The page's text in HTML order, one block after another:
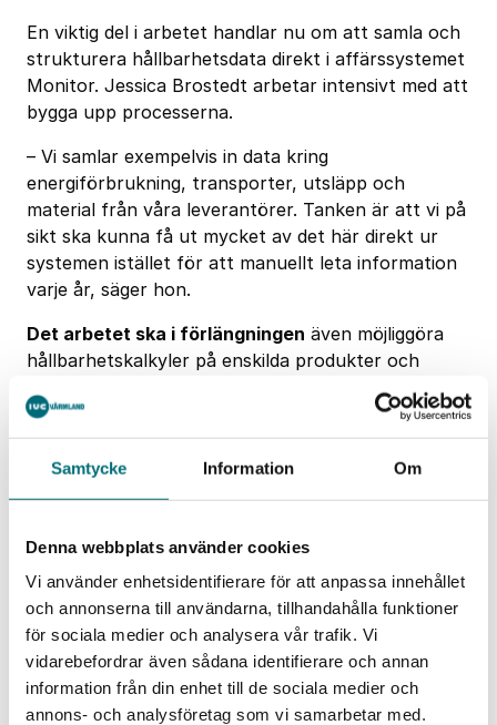
Samtycke Information Om
Denna webbplats använder cookies
Vi använder enhetsidentifierare för att anpassa innehållet
och annonserna till användarna, tillhandahålla funktioner
för sociala medier och analysera vår trafik. Vi
vidarebefordrar även sådana identifierare och annan
information från din enhet till de sociala medier och
annons- och analysföretag som vi samarbetar med.
En viktig del i arbetet handlar nu om att samla och
strukturera hållbarhetsdata direkt i affärssystemet
Monitor. Jessica Brostedt arbetar intensivt med att
bygga upp processerna.
– Vi samlar exempelvis in data kring
energiförbrukning, transporter, utsläpp och
material från våra leverantörer. Tanken är att vi på
sikt ska kunna få ut mycket av det här direkt ur
systemen istället för att manuellt leta information
varje år, säger hon.
Det arbetet ska i förlängningen även möjliggöra
hållbarhetskalkyler på enskilda produkter och
förbereda företaget för framtida krav, som digitala
produktpass.